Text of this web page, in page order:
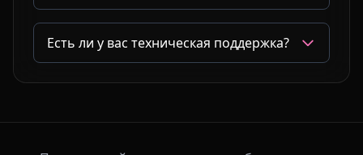
Есть ли у вас техническая поддержка?